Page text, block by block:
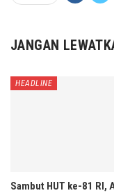
JANGAN
HEADLINE
Sambut HUT ke-81 RI,